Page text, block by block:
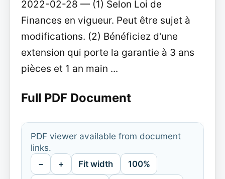
2022-02-28 — (1) Selon Loi de
Finances en vigueur. Peut être sujet à
modifications. (2) Bénéficiez d'une
extension qui porte la garantie à 3 ans
pièces et 1 an main ...
Full PDF Document
PDF viewer available from document
links.
− + Fit width 100%